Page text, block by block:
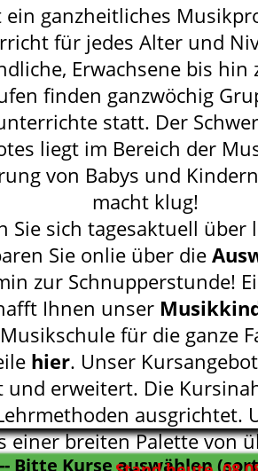
ein ganzheitliches
für jedes Alter und
Erwachsene bis
finden ganzwöchig
statt. Der
liegt im Bereich der
von Babys und
macht klug!
Sie sich tagesaktuell über
Sie onlie über die
zur Schnupperstunde!
Ihnen unser
für die ganze
hier. Unser
und erweitert. Die
ausgrichtet.
einer breiten Palette von